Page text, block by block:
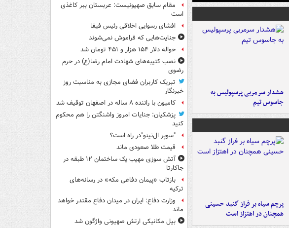
هشدار سرمربی پرسپولیس به
جاسوس تیم
پرچم سیاه بر فراز گنبد حسینی
همچنان در اهتزاز است
مقام سابق صهیونیست: عربستان ببر کاغذی
است
افشای رسوایی اخلاقی رئیس فیفا
جنایت‌هایی که فراموش نمی‌شوند
حواله دلار ۱۵۴ هزار و ۴۵۱ تومان شد
نصب کتیبه‌های شهادت امام رضا(ع) در حرم
رضوی
تبریک کاربران فضای مجازی به مناسبت روز
خبرنگار
کامیون با راننده ۸ ساله در اصفهان توقیف شد
پزشکیان: جنایات امروز واشنگتن را هم محکوم
کنید
"سوپر ال‌نینو"در راه است؟
قیمت طلا صعودی ماند
آتش سوزی مهیب یک ساختمان ۱۲ طبقه در
جاکارتا
بازتاب «پیمان دفاعی مکه» در رسانه‌های
ترکیه
وزارت دفاع: ایران در میدان دفاع مقتدر خواهد
ماند
بیل مکانیکی ارتش صهیونی واژگون شد